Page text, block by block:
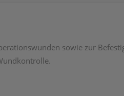
sowie zur